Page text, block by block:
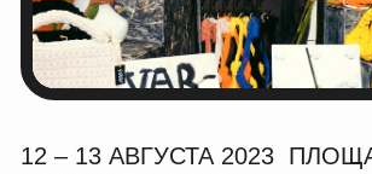
Афиша
Daily Moscow
ЧИТАТЬ
Сотрудничество с БЮРО
МАРКЕТ
в сотрудничестве с нами, пожалуйста,